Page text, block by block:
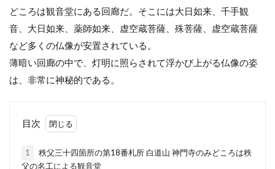
どころは観音堂にある回廊だ。そこには大日如来、千手観
音、大日如来、薬師如来、虚空蔵菩薩、殊菩薩、虚空蔵菩薩
など多くの仏像が安置されている。
薄暗い回廊の中で、灯明に照らされて浮かび上がる仏像の姿
は、非常に神秘的である。
目次
1
秩父三十四箇所の第18番札所 白道山 神門寺のみどころは秩
父の名工による観音堂